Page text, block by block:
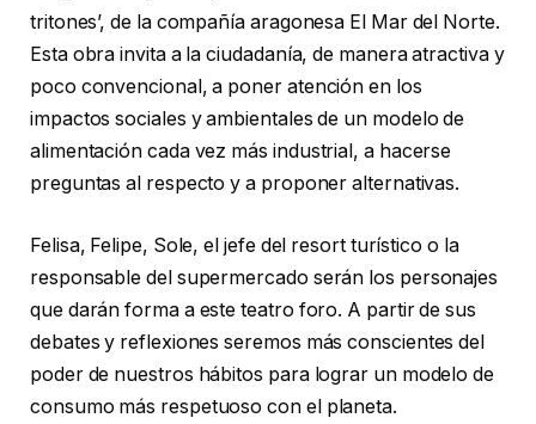
tritones’, de la compañía aragonesa El Mar del Norte.
Esta obra invita a la ciudadanía, de manera atractiva y
poco convencional, a poner atención en los
impactos sociales y ambientales de un modelo de
alimentación cada vez más industrial, a hacerse
preguntas al respecto y a proponer alternativas.
Felisa, Felipe, Sole, el jefe del resort turístico o la
responsable del supermercado serán los personajes
que darán forma a este teatro foro. A partir de sus
debates y reflexiones seremos más conscientes del
poder de nuestros hábitos para lograr un modelo de
consumo más respetuoso con el planeta.